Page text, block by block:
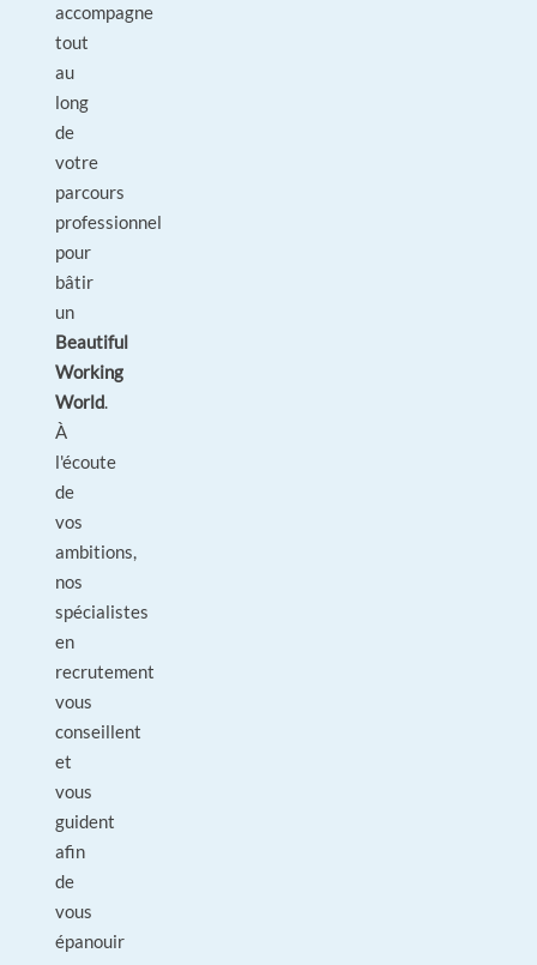
accompagne
tout
au
long
de
votre
parcours
professionnel
pour
bâtir
un
Beautiful
Working
World.
À
l'écoute
de
vos
ambitions,
nos
spécialistes
en
recrutement
vous
conseillent
et
vous
guident
afin
de
vous
épanouir